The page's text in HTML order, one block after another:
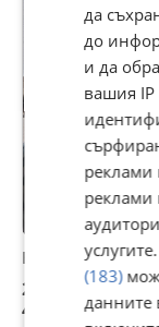
Benelli Leoncino
2 400 €
4 693,99 лв
да
до
и да
вашия IP
реклами
реклами
(183)
данните